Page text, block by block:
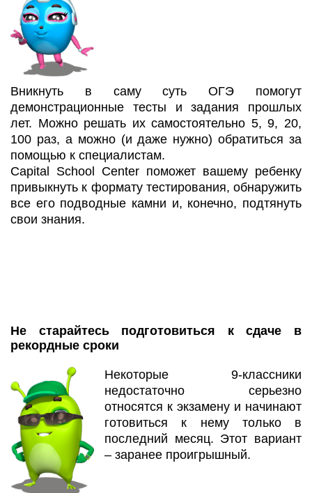
Вникнуть в саму суть ОГЭ помогут
демонстрационные тесты и задания прошлых
лет. Можно решать их самостоятельно 5, 9, 20,
100 раз, а можно (и даже нужно) обратиться за
помощью к специалистам.
Capital School Center поможет вашему ребенку
привыкнуть к формату тестирования, обнаружить
все его подводные камни и, конечно, подтянуть
свои знания.
Не старайтесь подготовиться к сдаче в
рекордные сроки
Некоторые 9-классники
недостаточно серьезно
относятся к экзамену и начинают
готовиться к нему только в
последний месяц. Этот вариант
– заранее проигрышный.